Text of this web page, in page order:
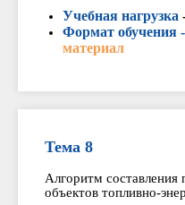
Учебная нагрузка
Формат обучения -
материал
Тема 8
Алгоритм составления
объектов топливно-